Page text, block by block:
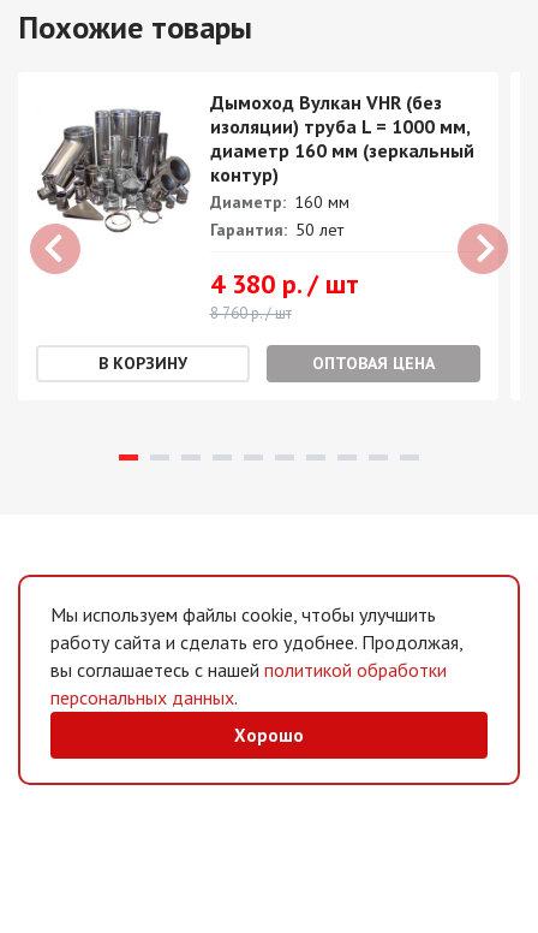
Похожие товары
Дымоход Вулкан VHR (без
изоляции) труба L = 1000 мм,
диаметр 160 мм (зеркальный
контур)
Диаметр: 160 мм
Гарантия: 50 лет
4 380 р. / шт
8 760 р. / шт
ОПТОВАЯ ЦЕНА
Мы используем файлы cookie, чтобы улучшить
работу сайта и сделать его удобнее. Продолжая,
вы соглашаетесь с нашей политикой обработки
персональных данных.
Хорошо